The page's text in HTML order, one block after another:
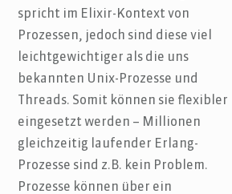
spricht im Elixir-Kontext von
Prozessen, jedoch sind diese viel
leichtgewichtiger als die uns
bekannten Unix-Prozesse und
Threads. Somit können sie flexibler
eingesetzt werden – Millionen
gleichzeitig laufender Erlang-
Prozesse sind z.B. kein Problem.
Prozesse können über ein